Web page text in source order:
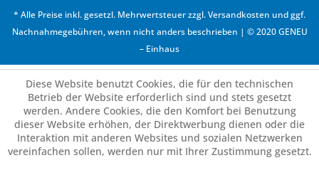
* Alle Preise inkl. gesetzl. Mehrwertsteuer zzgl.Versandkosten und ggf.
Nachnahmegebühren, wenn nicht anders beschrieben | © 2020 GENEU
– Einhaus
Diese Website benutzt Cookies, die für den technischen
Betrieb der Website erforderlich sind und stets gesetzt
werden. Andere Cookies, die den Komfort bei Benutzung
dieser Website erhöhen, der Direktwerbung dienen oder die
Interaktion mit anderen Websites und sozialen Netzwerken
vereinfachen sollen, werden nur mit Ihrer Zustimmung gesetzt.